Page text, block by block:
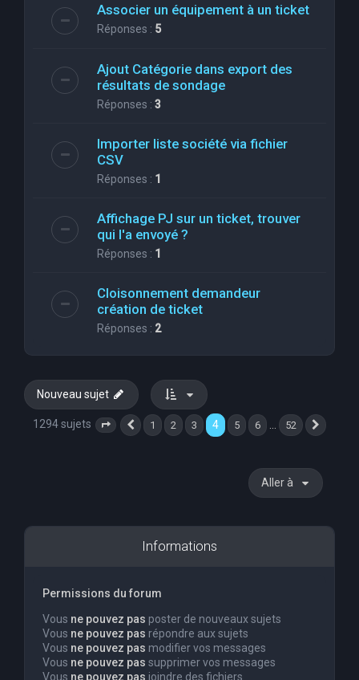
Associer un équipement à un ticket
Réponses : 5
Ajout Catégorie dans export des
résultats de sondage
Réponses : 3
Importer liste société via fichier
CSV
Réponses : 1
Affichage PJ sur un ticket, trouver
qui l'a envoyé ?
Réponses : 1
Cloisonnement demandeur
création de ticket
Réponses : 2
Nouveau sujet
1294 sujets Page 4 sur 52
Précédente
1 2 3 4 5 6 … 52
Aller à
Informations
Permissions du forum
Vous ne pouvez pas poster de nouveaux sujets
Vous ne pouvez pas répondre aux sujets
Vous ne pouvez pas modifier vos messages
Vous ne pouvez pas supprimer vos messages
Vous ne pouvez pas joindre des fichiers